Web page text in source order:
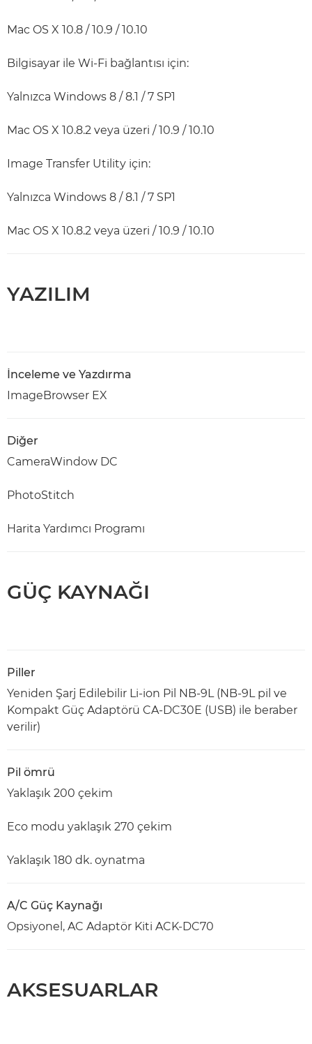
Mac OS X 10.8 / 10.9 / 10.10
Bilgisayar ile Wi-Fi bağlantısı için:
Yalnızca Windows 8 / 8.1 / 7 SP1
Mac OS X 10.8.2 veya üzeri / 10.9 / 10.10
Image Transfer Utility için:
Yalnızca Windows 8 / 8.1 / 7 SP1
Mac OS X 10.8.2 veya üzeri / 10.9 / 10.10
YAZILIM
İnceleme ve Yazdırma
ImageBrowser EX
Diğer
CameraWindow DC
PhotoStitch
Harita Yardımcı Programı
GÜÇ KAYNAĞI
Piller
Yeniden Şarj Edilebilir Li-ion Pil NB-9L (NB-9L pil ve
Kompakt Güç Adaptörü CA-DC30E (USB) ile beraber
verilir)
Pil ömrü
Yaklaşık 200 çekim
Eco modu yaklaşık 270 çekim
Yaklaşık 180 dk. oynatma
A/C Güç Kaynağı
Opsiyonel, AC Adaptör Kiti ACK-DC70
AKSESUARLAR